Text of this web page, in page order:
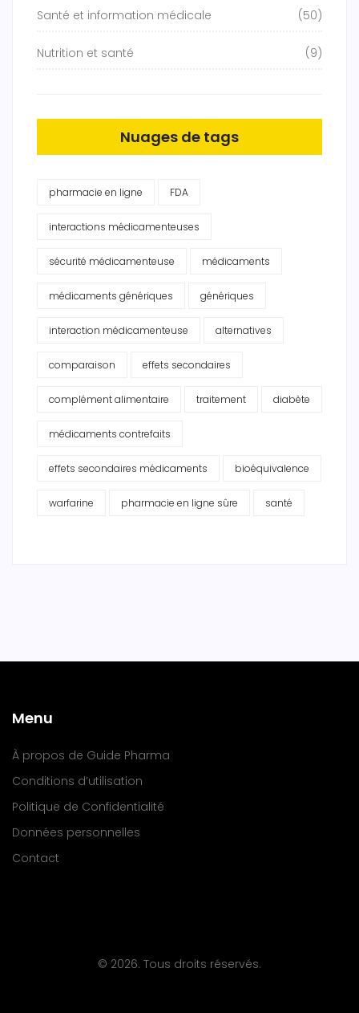
Santé et information médicale (50)
Nutrition et santé (9)
Nuages de tags
pharmacie en ligne FDA
interactions médicamenteuses
sécurité médicamenteuse médicaments
médicaments génériques génériques
interaction médicamenteuse alternatives
comparaison effets secondaires
complément alimentaire traitement diabète
médicaments contrefaits
effets secondaires médicaments bioéquivalence
warfarine pharmacie en ligne sûre santé
Menu
À propos de Guide Pharma
Conditions d’utilisation
Politique de Confidentialité
Données personnelles
Contact
© 2026. Tous droits réservés.